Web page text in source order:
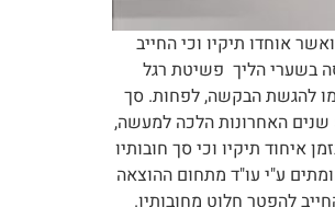
ואשר אוחדו תיקיו וכי החייב
לכניסה בשערי הליך פשיטת רגל
להגשת הבקשה, לפחות. סך
חובות שאינו עולה על 800 אש"ח אין לחייב נכסים. החייב משלם משך 3 שנים רצופות את צו התשלומים בתיק האיחוד. לא הוגשה בקשה לפש"ר ב-5 שנים האחרונות הלכה למעשה,
תיקיו וכי סך חובותיו
הרלוונטיים המאומתים ע"י עו"ד מתחום ההוצאה
להפטר חלוט מחובותיו.